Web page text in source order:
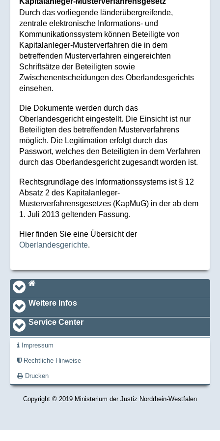
Durch das vorliegende länderübergreifende,
zentrale elektronische Informations- und
Kommunikationssystem können Beteiligte von
Kapitalanleger-Musterverfahren die in dem
betreffenden Musterverfahren eingereichten
Schriftsätze der Beteiligten sowie
Zwischenentscheidungen des Oberlandesgerichts
einsehen.
Die Dokumente werden durch das
Oberlandesgericht eingestellt. Die Einsicht ist nur
Beteiligten des betreffenden Musterverfahrens
möglich. Die Legitimation erfolgt durch das
Passwort, welches den Beteiligten in dem Verfahren
durch das Oberlandesgericht zugesandt worden ist.
Rechtsgrundlage des Informationssystems ist § 12
Absatz 2 des Kapitalanleger-
Musterverfahrensgesetzes (KapMuG) in der ab dem
1. Juli 2013 geltenden Fassung.
Hier finden Sie eine Übersicht der
Oberlandesgerichte.
Navi_footer
Startseite
Weitere Infos
Service Center
Impressum
Rechtliche Hinweise
Drucken
Copyright © 2019 Ministerium der Justiz Nordrhein-Westfalen